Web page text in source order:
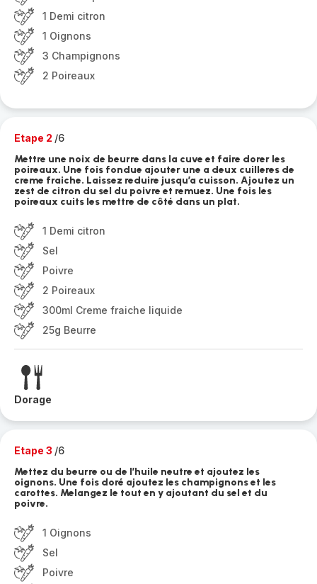
1 Demi citron
1 Oignons
3 Champignons
2 Poireaux
Etape 2 /6
Mettre une noix de beurre dans la cuve et faire dorer les
poireaux. Une fois fondue ajouter une a deux cuilleres de
creme fraiche. Laissez reduire jusqu’a cuisson. Ajoutez un
zest de citron du sel du poivre et remuez. Une fois les
poireaux cuits les mettre de côté dans un plat.
1 Demi citron
Sel
Poivre
2 Poireaux
300ml Creme fraiche liquide
25g Beurre
Dorage
Etape 3 /6
Mettez du beurre ou de l’huile neutre et ajoutez les
oignons. Une fois doré ajoutez les champignons et les
carottes. Melangez le tout en y ajoutant du sel et du
poivre.
1 Oignons
Sel
Poivre